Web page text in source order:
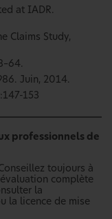
at IADR.
Claims Study,
Juin, 2014.
153
professionnels de
toujours à
complète
la
la licence de mise